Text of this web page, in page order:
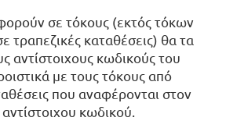
σε τόκους (εκτός τόκων
τραπεζικές καταθέσεις) θα τα
αντίστοιχους κωδικούς του
με τους τόκους από
που αναφέρονται στον
κωδικού.